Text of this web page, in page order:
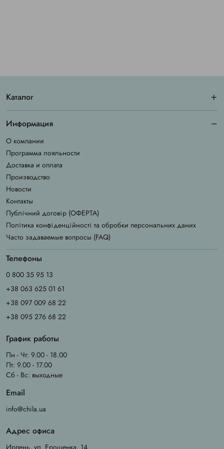
Каталог
Информация
О компании
Программа лояльности
Доставка и оплата
Производство
Новости
Контакты
Публічний договір (ОФЕРТА)
Політика конфіденційності та обробки персональних даних
Часто задаваемые вопросы (FAQ)
Телефоны
0 800 35 95 13
+38 063 625 01 61
+38 097 009 68 22
+38 095 276 68 22
График работы
Пн - Чт: 9.00 - 18.00
Пт: 9.00 - 17.00
Сб - Вс: выходные
Email
info@chila.ua
Адрес офиса